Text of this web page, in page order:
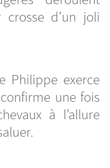
crosse d’un joli
Philippe exerce
une fois
à l’allure